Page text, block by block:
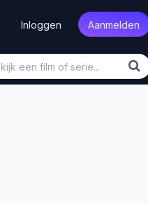
Inloggen Aanmelden